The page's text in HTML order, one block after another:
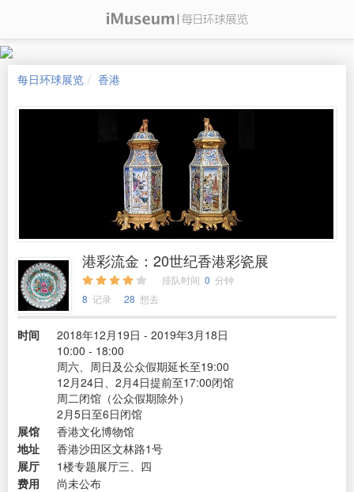
每日环球展览 香港
港彩流金：20世纪香港彩瓷展
排队时间 0 分钟
8 记录 28 想去
时间
2018年12月19日 - 2019年3月18日
10:00 - 18:00
周六、周日及公众假期延长至19:00
12月24日、2月4日提前至17:00闭馆
周二闭馆（公众假期除外）
2月5日至6日闭馆
展馆
香港文化博物馆
地址
香港沙田区文林路1号
展厅
1楼专题展厅三、四
费用
尚未公布